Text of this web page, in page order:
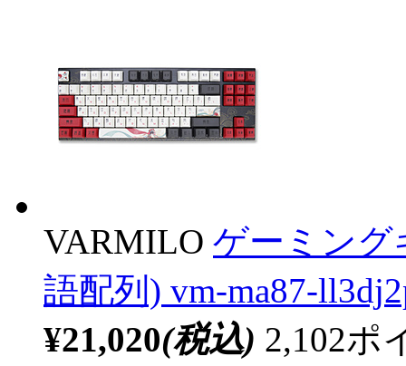
VARMILO ゲーミング
語配列) vm-ma87-
¥21,020(税込) 2,102ポ